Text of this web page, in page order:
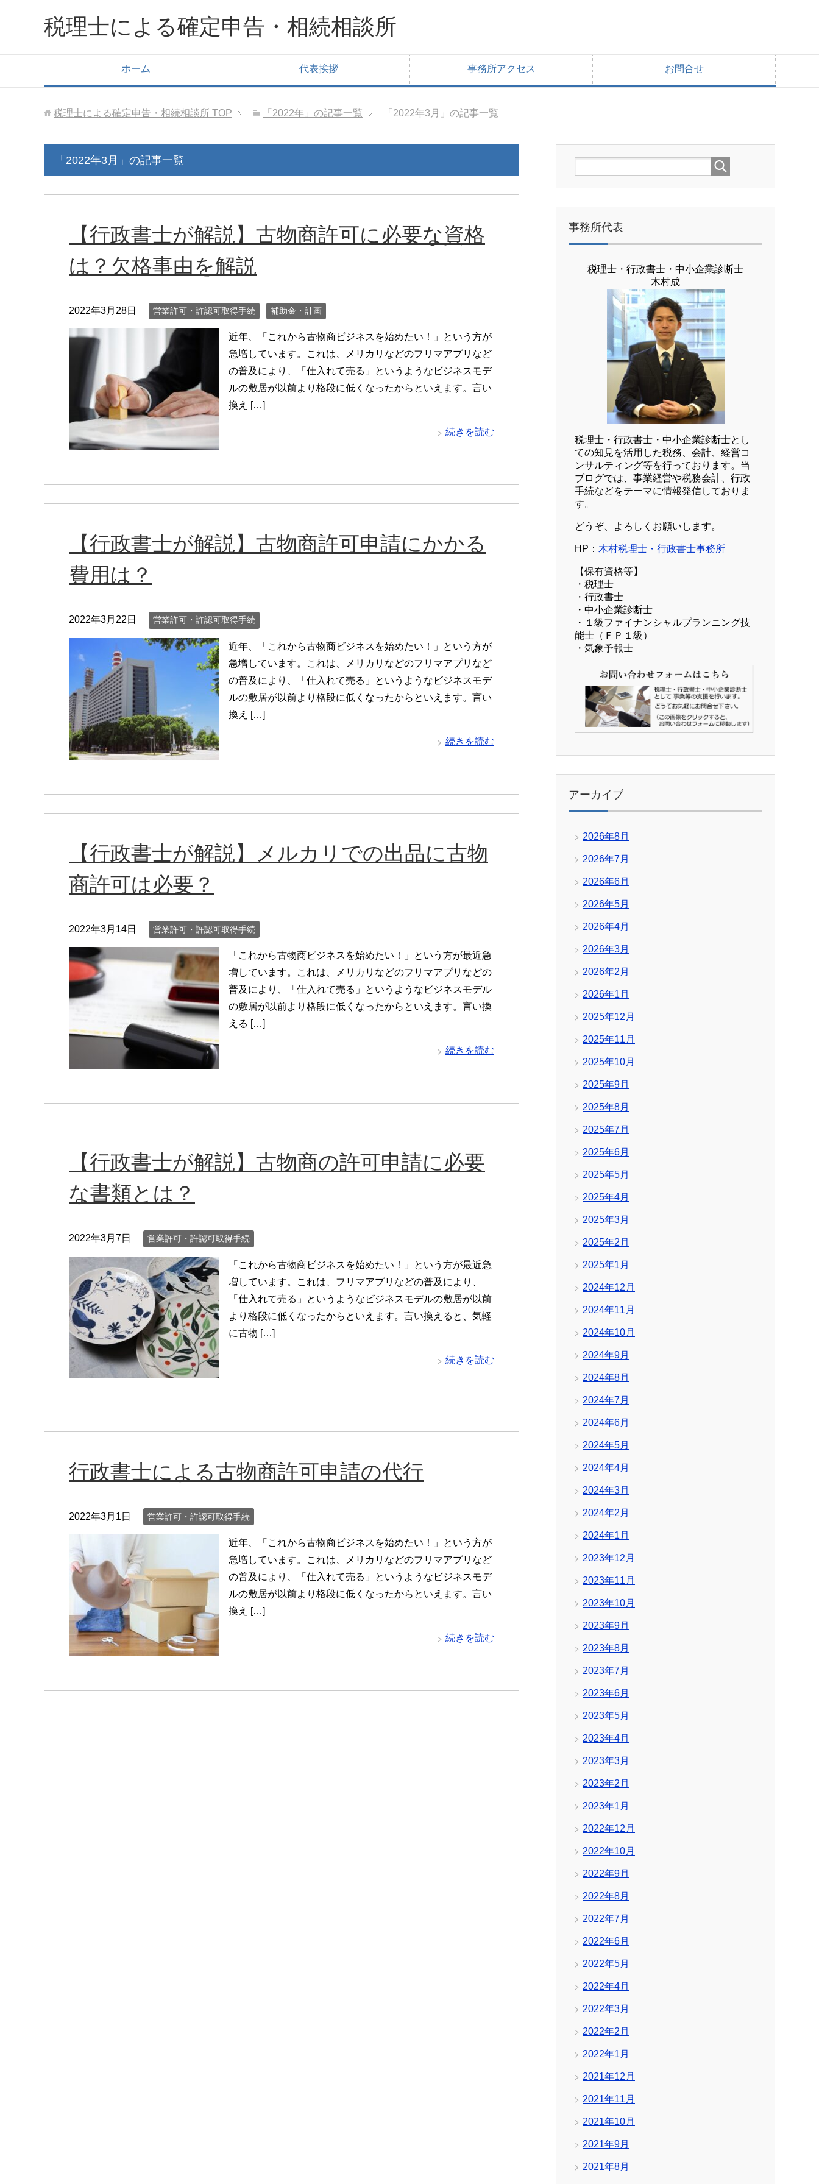
税理士による確定申告・相続相談所
ホーム 代表挨拶 事務所アクセス お問合せ
税理士による確定申告・相続相談所 TOP 「2022年」の記事一覧 「2022年3月」の記事一覧
「2022年3月」の記事一覧
【行政書士が解説】古物商許可に必要な資格
は？欠格事由を解説
2022年3月28日 営業許可・許認可取得手続 補助金・計画
近年、「これから古物商ビジネスを始めたい！」という方が
急増しています。これは、メリカリなどのフリマアプリなど
の普及により、「仕入れて売る」というようなビジネスモデ
ルの敷居が以前より格段に低くなったからといえます。言い
換え […]
続きを読む
【行政書士が解説】古物商許可申請にかかる
費用は？
2022年3月22日 営業許可・許認可取得手続
近年、「これから古物商ビジネスを始めたい！」という方が
急増しています。これは、メリカリなどのフリマアプリなど
の普及により、「仕入れて売る」というようなビジネスモデ
ルの敷居が以前より格段に低くなったからといえます。言い
換え […]
続きを読む
【行政書士が解説】メルカリでの出品に古物
商許可は必要？
2022年3月14日 営業許可・許認可取得手続
「これから古物商ビジネスを始めたい！」という方が最近急
増しています。これは、メリカリなどのフリマアプリなどの
普及により、「仕入れて売る」というようなビジネスモデル
の敷居が以前より格段に低くなったからといえます。言い換
える […]
続きを読む
【行政書士が解説】古物商の許可申請に必要
な書類とは？
2022年3月7日 営業許可・許認可取得手続
「これから古物商ビジネスを始めたい！」という方が最近急
増しています。これは、フリマアプリなどの普及により、
「仕入れて売る」というようなビジネスモデルの敷居が以前
より格段に低くなったからといえます。言い換えると、気軽
に古物 […]
続きを読む
行政書士による古物商許可申請の代行
2022年3月1日 営業許可・許認可取得手続
近年、「これから古物商ビジネスを始めたい！」という方が
急増しています。これは、メリカリなどのフリマアプリなど
の普及により、「仕入れて売る」というようなビジネスモデ
ルの敷居が以前より格段に低くなったからといえます。言い
換え […]
続きを読む
事務所代表
税理士・行政書士・中小企業診断士
木村成
税理士・行政書士・中小企業診断士とし
ての知見を活用した税務、会計、経営コ
ンサルティング等を行っております。当
ブログでは、事業経営や税務会計、行政
手続などをテーマに情報発信しておりま
す。
どうぞ、よろしくお願いします。
HP： 木村税理士・行政書士事務所
【保有資格等】
・税理士
・行政書士
・中小企業診断士
・１級ファイナンシャルプランニング技
能士（ＦＰ１級）
・気象予報士
アーカイブ
2026年8月
2026年7月
2026年6月
2026年5月
2026年4月
2026年3月
2026年2月
2026年1月
2025年12月
2025年11月
2025年10月
2025年9月
2025年8月
2025年7月
2025年6月
2025年5月
2025年4月
2025年3月
2025年2月
2025年1月
2024年12月
2024年11月
2024年10月
2024年9月
2024年8月
2024年7月
2024年6月
2024年5月
2024年4月
2024年3月
2024年2月
2024年1月
2023年12月
2023年11月
2023年10月
2023年9月
2023年8月
2023年7月
2023年6月
2023年5月
2023年4月
2023年3月
2023年2月
2023年1月
2022年12月
2022年10月
2022年9月
2022年8月
2022年7月
2022年6月
2022年5月
2022年4月
2022年3月
2022年2月
2022年1月
2021年12月
2021年11月
2021年10月
2021年9月
2021年8月